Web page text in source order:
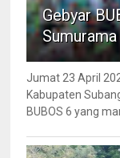
Gebyar
Sumurama
Jumat 23 April
Kabupaten
BUBOS 6 yang